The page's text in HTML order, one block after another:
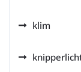
klim